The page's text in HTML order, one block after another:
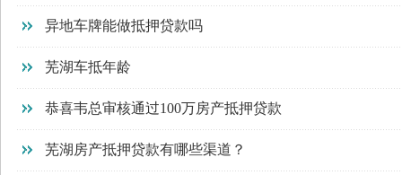
异地车牌能做抵押贷款吗
芜湖车抵年龄
恭喜韦总审核通过100万房产抵押贷款
芜湖房产抵押贷款有哪些渠道？